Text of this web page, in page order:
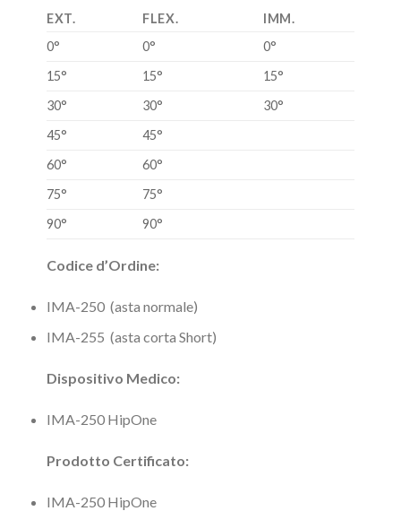
EXT. FLEX.
IMM.
0°
0°
0°
15°
15°
15°
30°
30°
30°
45°
45°
60°
60°
75°
75°
90°
90°
Codice d’Ordine:
IMA-250 (asta normale)
IMA-255 (asta corta Short)
Dispositivo Medico:
IMA-250 HipOne
Prodotto Certificato:
IMA-250 HipOne